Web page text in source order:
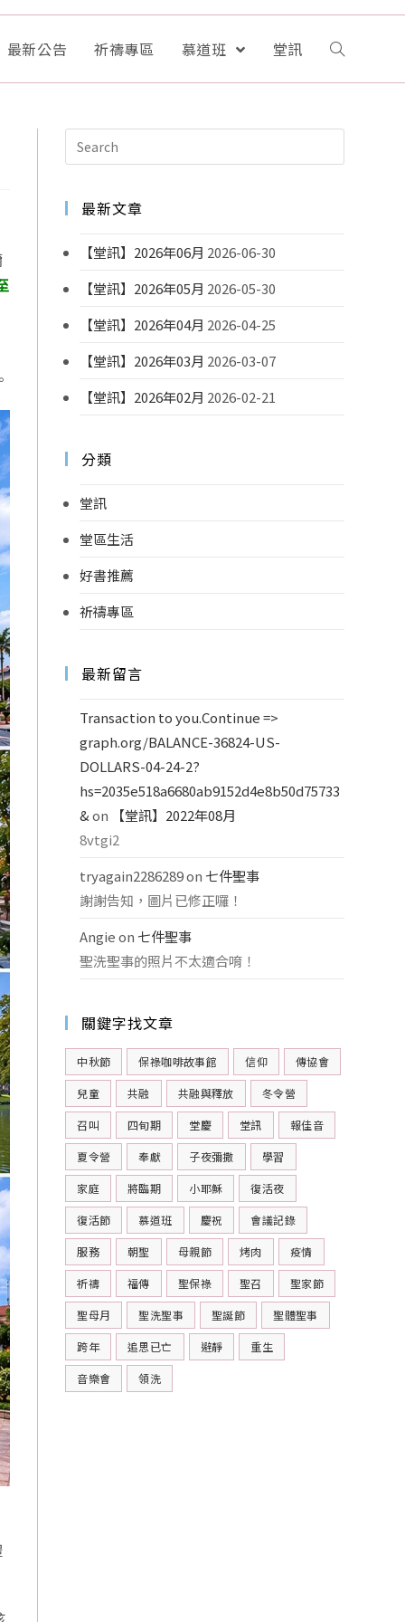
最新公告 祈禱專區 慕道班 堂訊
最新文章
【堂訊】2026年06月 2026-06-30
【堂訊】2026年05月 2026-05-30
【堂訊】2026年04月 2026-04-25
【堂訊】2026年03月 2026-03-07
【堂訊】2026年02月 2026-02-21
分類
堂訊
堂區生活
好書推薦
祈禱專區
最新留言
Transaction to you.Continue =>
graph.org/BALANCE-36824-US-
DOLLARS-04-24-2?
hs=2035e518a6680ab9152d4e8b50d75733
&on
【堂訊】2022年08月
8vtgi2
tryagain2286289on七件聖事
謝謝告知，圖片已修正囉！
Angieon七件聖事
聖洗聖事的照片不太適合唷！
關鍵字找文章
中秋節 保祿咖啡故事館 信仰 傳協會
兒童 共融 共融與釋放 冬令營
召叫 四旬期 堂慶 堂訊 報佳音
夏令營 奉獻 子夜彌撒 學習
家庭 將臨期 小耶穌 復活夜
復活節 慕道班 慶祝 會議記錄
服務 朝聖 母親節 烤肉 疫情
祈禱 福傳 聖保祿 聖召 聖家節
聖母月 聖洗聖事 聖誕節 聖體聖事
跨年 追思已亡 避靜 重生
音樂會 領洗